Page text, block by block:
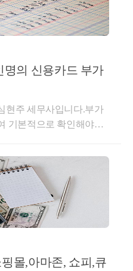
자등록증에 추가정정을
담을 통해서 기존사업자
등록증 발급 유불리를 확
명의 신용카드 부가
현주 세무사입니다.​부가
기본적으로 확인해야할
카드 매출, 현금영수증
니다.그리고 업종별로
.​1. 음식점업음식점업의
경우 집계되지 않는 부
여야 합니다.해당 내역들
이지에 어떻게 신고하여
.​2. 해외직구 구매대행해
은 스마트스토어등에서
몰,아마존, 쇼피,큐